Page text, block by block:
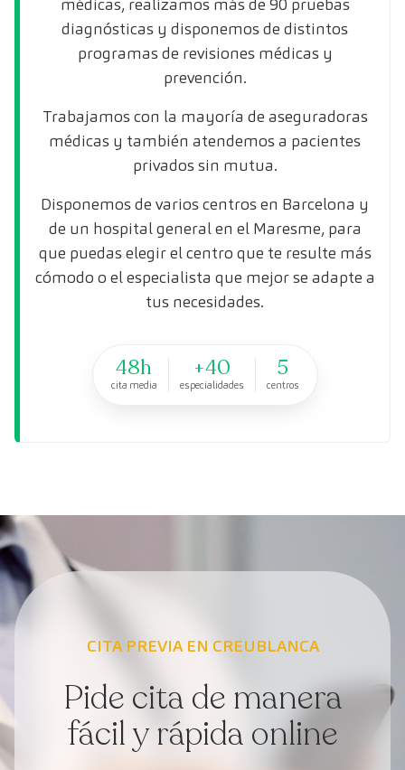
diagnósticas y disponemos de distintos
programas de revisiones médicas y
prevención.
Trabajamos con la mayoría de aseguradoras
médicas y también atendemos a pacientes
privados sin mutua.
Disponemos de varios centros en Barcelona y
de un hospital general en el Maresme, para
que puedas elegir el centro que te resulte más
cómodo o el especialista que mejor se adapte a
tus necesidades.
48h
cita media
+40
especialidades
5
centros
CITA PREVIA EN CREUBLANCA
Pide cita de manera
fácil y rápida online